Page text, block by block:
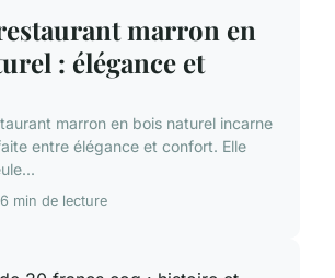
marron en
: élégance et
marron en bois naturel incarne
entre élégance et confort. Elle
6 min de lecture